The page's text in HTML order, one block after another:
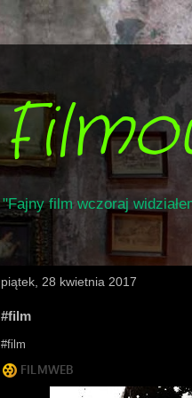
"Fajny film wczoraj
piątek, 28 kwietnia 2017
#film
#film